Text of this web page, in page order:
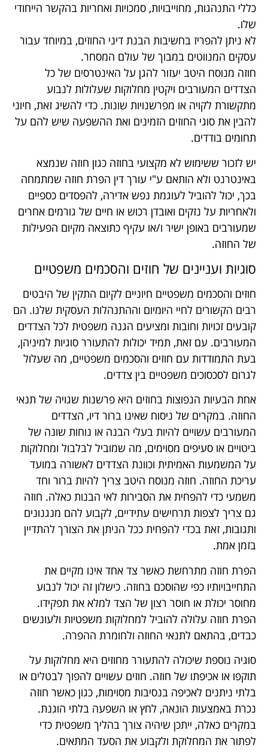
כללי התנהגות, מחוייבויות, סמכויות ואחריות בהקשר הייחודי
שלו.
לא ניתן להפריז בחשיבות הבנת דיני החוזים, במיוחד עבור
עסקים המנווטים במבוך של עולם המסחר.
חוזה מנוסח היטב יעזור להגן על האינטרסים של כל
הצדדים המעורבים ויקטין מחלוקות שעלולות לנבוע
מתקשורת לקויה או מפרשנויות שונות. כדי להשיג זאת, חיוני
להבין את סוגי החוזים הזמינים ואת ההשפעה שיש להם על
תחומים בודדים.
יש לזכור ששימוש לא מקצועי בחוזה כגון חוזה שנמצא
באינטרנט ולא הותאם ע"י עורך דין הפרת חוזה שמתמחה
בכך, יכול להוביל לעוגמת נפש אדירה, להפסדים כספיים
ולאחריות על נזקים ואובדן רכוש או חיים של גורמים אחרים
שמעורבים באופן ישיר ו/או עקיף כתוצאה מקיום הפעילות
של החוזה.
סוגיות ועניינים של חוזים והסכמים משפטיים
חוזים והסכמים משפטיים חיוניים לקיום התקין של היבטים
רבים הקשורים לחיי היומיום וההתנהלות העסקית שלנו. הם
קובעים זכויות וחובות ומציעים הגנה משפטית לכל הצדדים
המעורבים. עם זאת, תמיד יכולות להתעורר סוגיות למיניהן,
בעת התמודדות עם חוזים והסכמים משפטיים, מה שעלול
לגרום לסכסוכים משפטיים בין צדדים.
אחת הבעיות הנפוצות בחוזים היא פרשנות שגויה של תנאי
החוזה. במקרים של ניסוח שאינו ברור דיו, הצדדים
המעורבים עשויים להיות בעלי הבנה או נוחות שונה של
ביטויים או סעיפים מסוימים, מה שמוביל לבלבול ומחלוקות
על המשמעות האמיתית וכוונת הצדדים לאשורה במועד
עריכת החוזה. חוזה מנוסח היטב צריך להיות ברור וחד
משמעי כדי להפחית את הסבירות לאי הבנות כאלה. חוזה
גם צריך לצפות תרחישים עתידיים, לקבוע להם מנגנונים
ותגובות, זאת בכדי להפחית ככל הניתן את הצורך להתדיין
בזמן אמת.
הפרת חוזה מתרחשת כאשר צד אחד אינו מקיים את
התחייבויותיו כפי שהוסכם בחוזה. כישלון זה יכול לנבוע
מחוסר יכולת או חוסר רצון של הצד למלא את תפקידו.
הפרת חוזה עלולה להוביל למחלוקות משפטיות ולעונשים
כבדים, בהתאם לתנאי החוזה ולחומרת ההפרה.
סוגיה נוספת שיכולה להתעורר מחוזים היא מחלוקות על
תוקפו או אכיפתו של חוזה. חוזים עשויים להפוך לבטלים או
בלתי ניתנים לאכיפה בנסיבות מסוימות, כגון כאשר חוזה
נכרת באמצעות הונאה, לחץ או השפעה בלתי הוגנת.
במקרים כאלה, ייתכן שיהיה צורך בהליך משפטית כדי
לפתור את המחלוקת ולקבוע את הסעד המתאים.